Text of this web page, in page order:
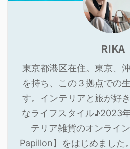
RIKA
東京都港区在住。東京、
を持ち、この３拠点での
す。インテリアと旅が好
なライフスタイル♪2023
テリア雑貨のオンライ
Papillon】をはじめました